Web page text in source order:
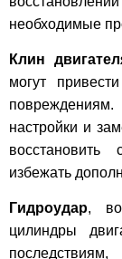
необходимые
Клин
могут
настройки и
избежать
Гидроудар,
цилиндры